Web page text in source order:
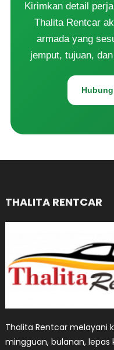
Kirimkan detail
Thalita Rentcar
armada yang
jemput, tujuan,
THALITA RENTCAR
Thalita Rentcar melayani
mingguan, bulanan,